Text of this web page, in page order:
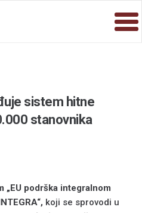
sistem hitne
stanovnika
„EU podrška integralnom
koji se sprovodi u